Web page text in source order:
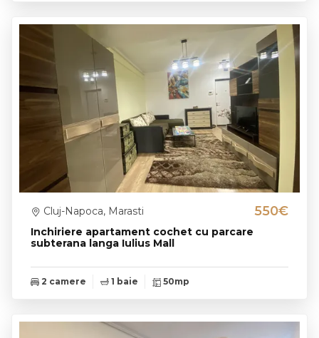
Inchiriere apartament cochet cu parcare
subterana langa Iulius Mall
Cluj-Napoca, Marasti 550€
2 camere 1 baie 50mp